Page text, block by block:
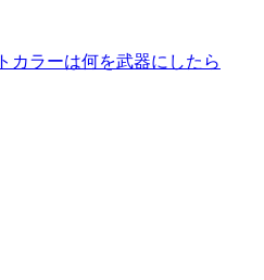
カラーは何を武器にしたら